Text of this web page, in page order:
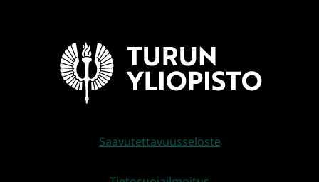
Saavutettavuusseloste